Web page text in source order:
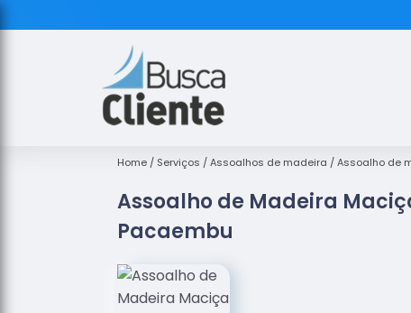
Home Serviços Assoalhos de madeira Assoalho de
Assoalho de Madeira
Pacaembu